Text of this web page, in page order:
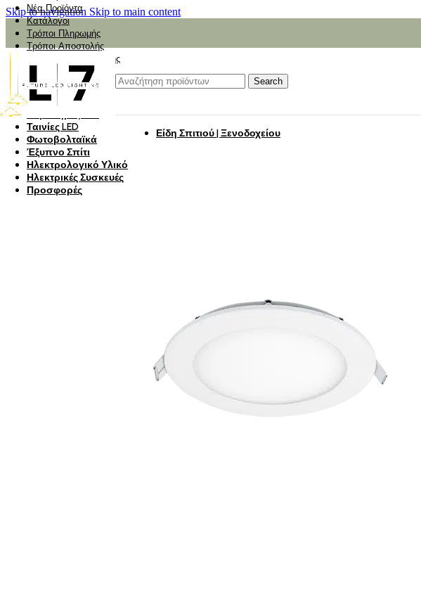
Skip to navigation Skip to main content
Νέα Προϊόντα
Κατάλογοι
Τρόποι Πληρωμής
Τρόποι Αποστολής
Αναζήτηση Αποστολής
Αξιολόγηση
Search
Φωτιστικά
Φωτιστικά Κήπου
Πάνελ Οροφής
Ταινίες LED
Φωτοβολταϊκά
Έξυπνο Σπίτι
Ηλεκτρολογικό Υλικό
Ηλεκτρικές Συσκευές
Προσφορές
Είδη Σπιτιού | Ξενοδοχείου